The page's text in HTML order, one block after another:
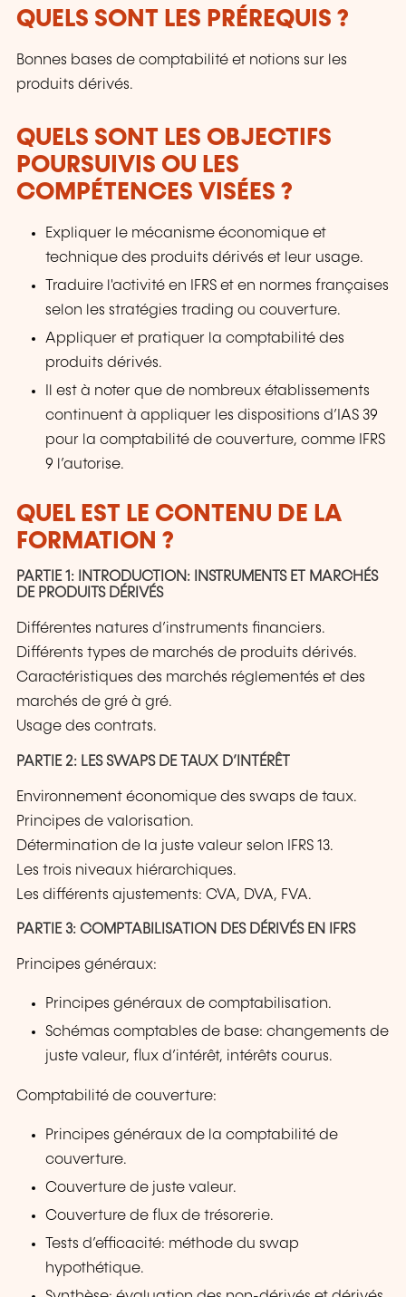
QUELS SONT LES PRÉREQUIS ?
Bonnes bases de comptabilité et notions sur les
produits dérivés.
QUELS SONT LES OBJECTIFS
POURSUIVIS OU LES
COMPÉTENCES VISÉES ?
Expliquer le mécanisme économique et
technique des produits dérivés et leur usage.
Traduire l'activité en IFRS et en normes françaises
selon les stratégies trading ou couverture.
Appliquer et pratiquer la comptabilité des
produits dérivés.
Il est à noter que de nombreux établissements
continuent à appliquer les dispositions d’IAS 39
pour la comptabilité de couverture, comme IFRS
9 l’autorise.
QUEL EST LE CONTENU DE LA
FORMATION ?
PARTIE 1: INTRODUCTION: INSTRUMENTS ET MARCHÉS
DE PRODUITS DÉRIVÉS
Différentes natures d’instruments financiers.
Différents types de marchés de produits dérivés.
Caractéristiques des marchés réglementés et des
marchés de gré à gré.
Usage des contrats.
PARTIE 2: LES SWAPS DE TAUX D’INTÉRÊT
Environnement économique des swaps de taux.
Principes de valorisation.
Détermination de la juste valeur selon IFRS 13.
Les trois niveaux hiérarchiques.
Les différents ajustements: CVA, DVA, FVA.
PARTIE 3: COMPTABILISATION DES DÉRIVÉS EN IFRS
Principes généraux:
Principes généraux de comptabilisation.
Schémas comptables de base: changements de
juste valeur, flux d’intérêt, intérêts courus.
Comptabilité de couverture:
Principes généraux de la comptabilité de
couverture.
Couverture de juste valeur.
Couverture de flux de trésorerie.
Tests d’efficacité: méthode du swap
hypothétique.